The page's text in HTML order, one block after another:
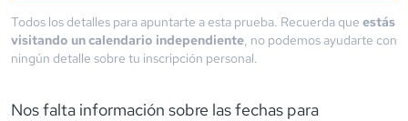
Todos los detalles para apuntarte a esta prueba. Recuerda que estás
visitando un calendario independiente, no podemos ayudarte con
ningún detalle sobre tu inscripción personal.
Nos falta información sobre las fechas para